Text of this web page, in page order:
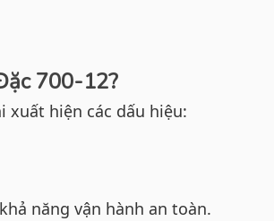
700-12?
xuất hiện các dấu hiệu:
năng vận hành an toàn.